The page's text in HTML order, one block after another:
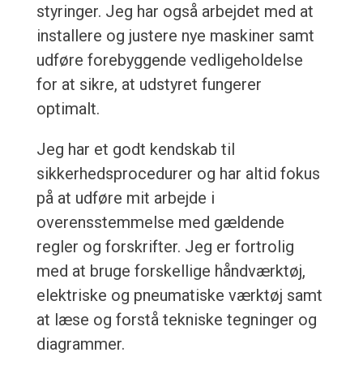
styringer. Jeg har også arbejdet med at
installere og justere nye maskiner samt
udføre forebyggende vedligeholdelse
for at sikre, at udstyret fungerer
optimalt.
Jeg har et godt kendskab til
sikkerhedsprocedurer og har altid fokus
på at udføre mit arbejde i
overensstemmelse med gældende
regler og forskrifter. Jeg er fortrolig
med at bruge forskellige håndværktøj,
elektriske og pneumatiske værktøj samt
at læse og forstå tekniske tegninger og
diagrammer.